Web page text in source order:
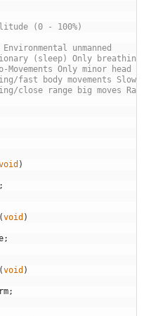
(0 - 100%)
Environmental unmanned
(sleep) Only breathing
Movements Only minor head or
fast body movements Slower
close range big moves Rapid
)
;
(void )
;
(void )
;